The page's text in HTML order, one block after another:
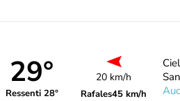
29°
Ressenti 28°
20 km/h
Rafales45 km/h